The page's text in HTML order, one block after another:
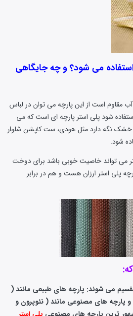
استفاده می شود؟ و چه جایگاهی
مقاوم است از این پارچه می توان در لباس
شود پلی استر پارچه ای است که می
خشک نگه دارد مثل هودی، ست کاپشن شلوار
شود.
می تواند خاصیت خوبی باشد برای دوخت
پلی استر ارزان هست و هم در برابر
می شوند: پارچه های طبیعی مانند (
پارچه های مصنوعی مانند ( نئوپرون و